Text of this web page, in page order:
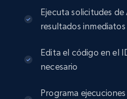
Ejecuta solicitudes
resultados inmediatos
Edita el código en el
necesario
Programa